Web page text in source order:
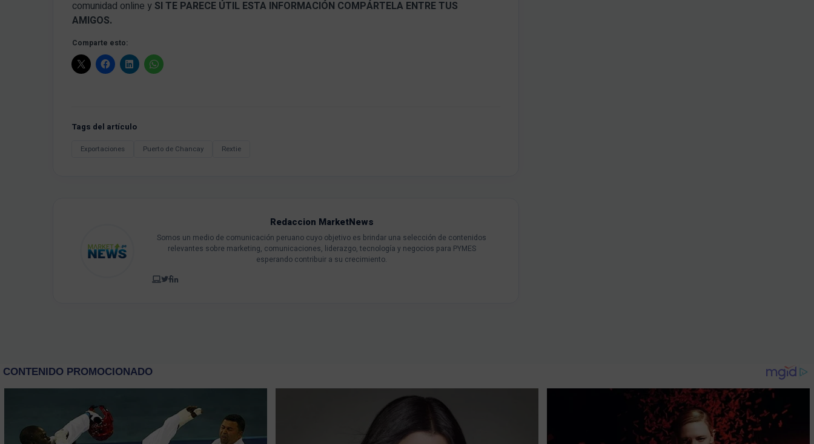
comunidad online y SI TE PARECE ÚTIL ESTA INFORMACIÓN COMPÁRTELA ENTRE TUS
AMIGOS.
Comparte esto:
Tags del artículo
Exportaciones Puerto de Chancay Rextie
Redaccion MarketNews
Somos un medio de comunicación peruano cuyo objetivo es brindar una selección de contenidos
relevantes sobre marketing, comunicaciones, liderazgo, tecnología y negocios para PYMES
esperando contribuir a su crecimiento.